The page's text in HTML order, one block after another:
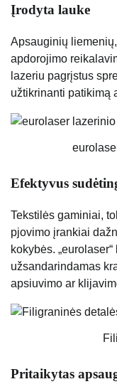
Įrodyta lauke
Apsauginių
apdorojimo
lazeriu pagrįstus
užtikrinanti patikimą
Efektyvus
Tekstilės gaminiai,
pjovimo įrankiai
kokybės.
užsandarindamas
apsiuvimo ar
Pritaikytas